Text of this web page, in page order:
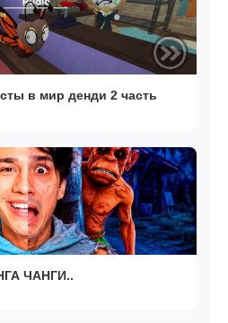
в мир денди 2 часть
ЧАНГИ..